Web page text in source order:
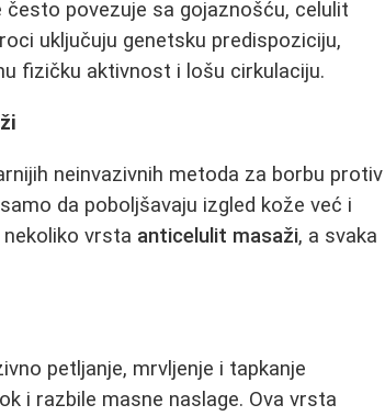
povezuje sa gojaznošću, celulit
uključuju genetsku predispoziciju,
fizičku aktivnost i lošu cirkulaciju.
neinvazivnih metoda za borbu protiv
da poboljšavaju izgled kože već i
vrsta anticelulit masaži, a svaka
petljanje, mrvljenje i tapkanje
i razbile masne naslage. Ova vrsta